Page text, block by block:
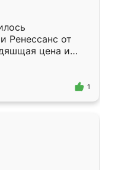
Ренессанс от
цена и
Приехавший
самый
1